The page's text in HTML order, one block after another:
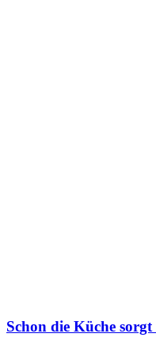
Schon die Küche